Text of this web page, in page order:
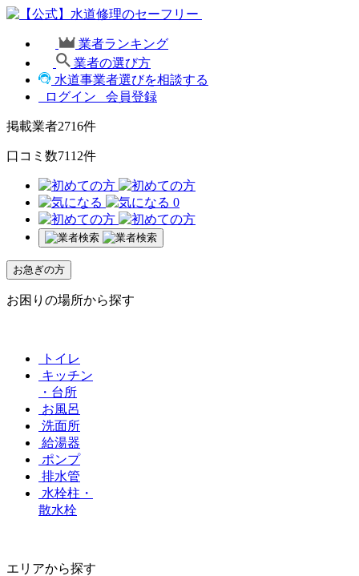
業者ランキング
業者の選び方
水道事業者選びを相談する
ログイン
会員登録
掲載業者2716件
口コミ数7112件
0
お急ぎの方
お困りの場所から探す
トイレ
キッチン
・台所
お風呂
洗面所
給湯器
ポンプ
排水管
水栓柱・
散水栓
エリアから探す